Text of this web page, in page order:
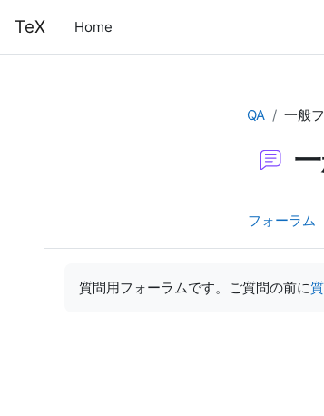
TeX Home
QA 一般
フォーラム
質問用フォーラムです。ご質問の前に